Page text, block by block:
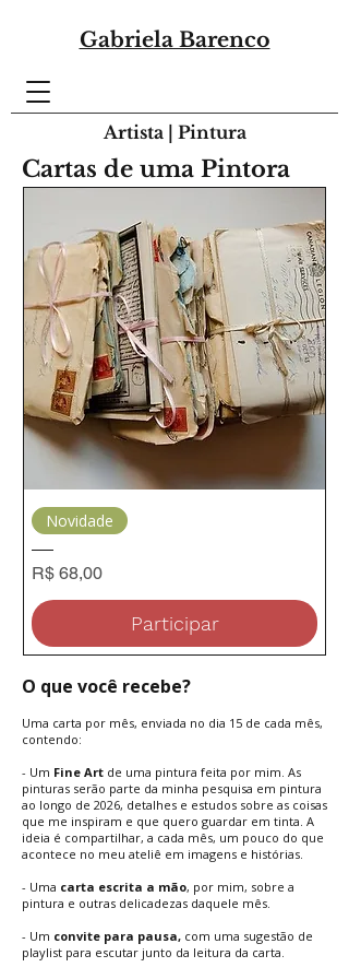
Gabriela Barenco
Artista | Pintura
Cartas de uma Pintora
Cartas
de
uma
Pintora
Novidade
Preço
R$ 68,00
Participar
O que você recebe?
Uma carta por mês, enviada no dia 15 de cada mês,
contendo:
- Um Fine Art de uma pintura feita por mim. As
pinturas serão parte da minha pesquisa em pintura
ao longo de 2026, detalhes e estudos sobre as coisas
que me inspiram e que quero guardar em tinta. A
ideia é compartilhar, a cada mês, um pouco do que
acontece no meu ateliê em imagens e histórias.
- Uma carta escrita a mão, por mim, sobre a
pintura e outras delicadezas daquele mês.
- Um convite para pausa, com uma sugestão de
playlist para escutar junto da leitura da carta.